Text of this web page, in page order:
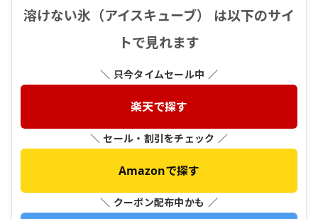
溶けない氷（アイスキューブ） は以下のサイ
トで見れます
＼ 只今タイムセール中 ／
楽天で探す
＼ セール・割引をチェック ／
Amazonで探す
＼ クーポン配布中かも ／